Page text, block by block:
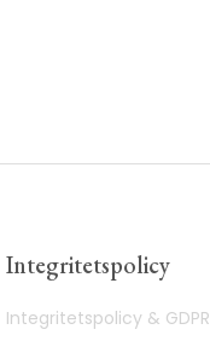
Integritetspolicy
Integritetspolicy & GDPR